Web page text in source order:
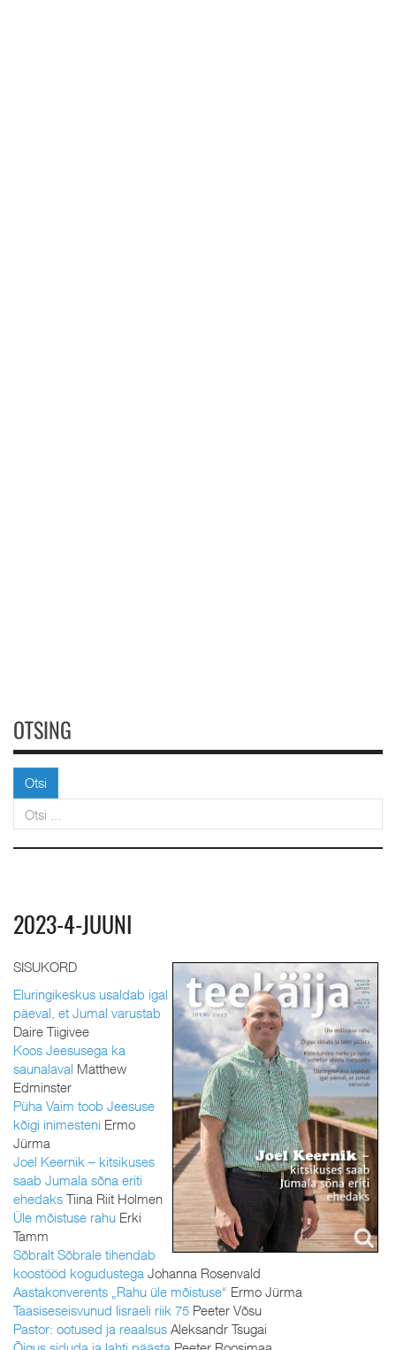
OTSING
Otsi
2023-4-JUUNI
SISUKORD
Eluringikeskus usaldab igal
päeval, et Jumal varustab
Daire Tiigivee
Koos Jeesusega ka
saunalaval Matthew
Edminster
Püha Vaim toob Jeesuse
kõigi inimesteni Ermo
Jürma
Joel Keernik – kitsikuses
saab Jumala sõna eriti
ehedaks Tiina Riit Holmen
Üle mõistuse rahu Erki
Tamm
Sõbralt Sõbrale tihendab
koostööd kogudustega Johanna Rosenvald
Aastakonverents „Rahu üle mõistuse“ Ermo Jürma
Taasiseseisvunud Iisraeli riik 75 Peeter Võsu
Pastor: ootused ja reaalsus Aleksandr Tsugai